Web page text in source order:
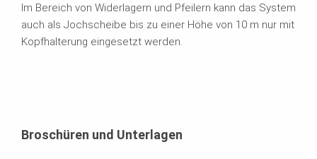
Im Bereich von Widerlagern und Pfeilern kann das System
auch als Jochscheibe bis zu einer Höhe von 10 m nur mit
Kopfhalterung eingesetzt werden.
Broschüren und Unterlagen